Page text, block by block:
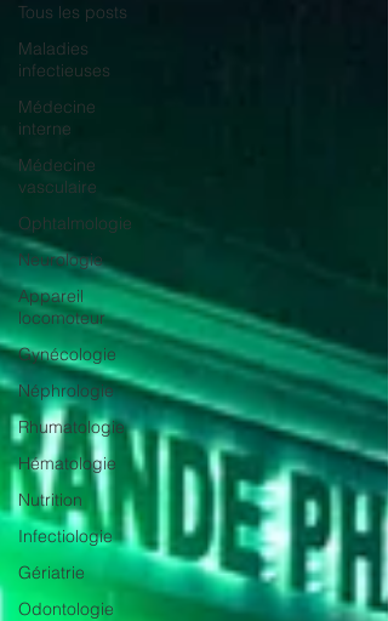
Tous les posts
Maladies
infectieuses
Médecine
interne
Médecine
vasculaire
Ophtalmologie
Neurologie
Appareil
locomoteur
Gynécologie
Néphrologie
Rhumatologie
Hématologie
Nutrition
Infectiologie
Gériatrie
Odontologie